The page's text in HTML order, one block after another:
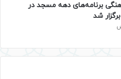
برنامه‌های دهه مسجد در
شد